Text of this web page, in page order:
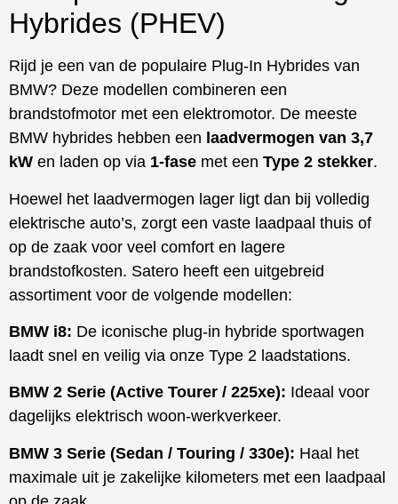
Hybrides (PHEV)
Rijd je een van de populaire Plug-In Hybrides van
BMW? Deze modellen combineren een
brandstofmotor met een elektromotor. De meeste
BMW hybrides hebben een laadvermogen van 3,7
kW en laden op via 1-fase met een Type 2 stekker.
Hoewel het laadvermogen lager ligt dan bij volledig
elektrische auto’s, zorgt een vaste laadpaal thuis of
op de zaak voor veel comfort en lagere
brandstofkosten. Satero heeft een uitgebreid
assortiment voor de volgende modellen:
BMW i8: De iconische plug-in hybride sportwagen
laadt snel en veilig via onze Type 2 laadstations.
BMW 2 Serie (Active Tourer / 225xe): Ideaal voor
dagelijks elektrisch woon-werkverkeer.
BMW 3 Serie (Sedan / Touring / 330e): Haal het
maximale uit je zakelijke kilometers met een laadpaal